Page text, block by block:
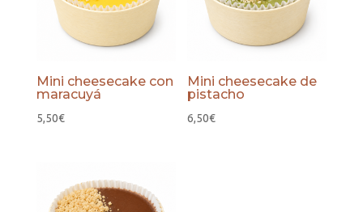
Mini cheesecake con
maracuyá
5,50€
Mini cheesecake de
pistacho
6,50€